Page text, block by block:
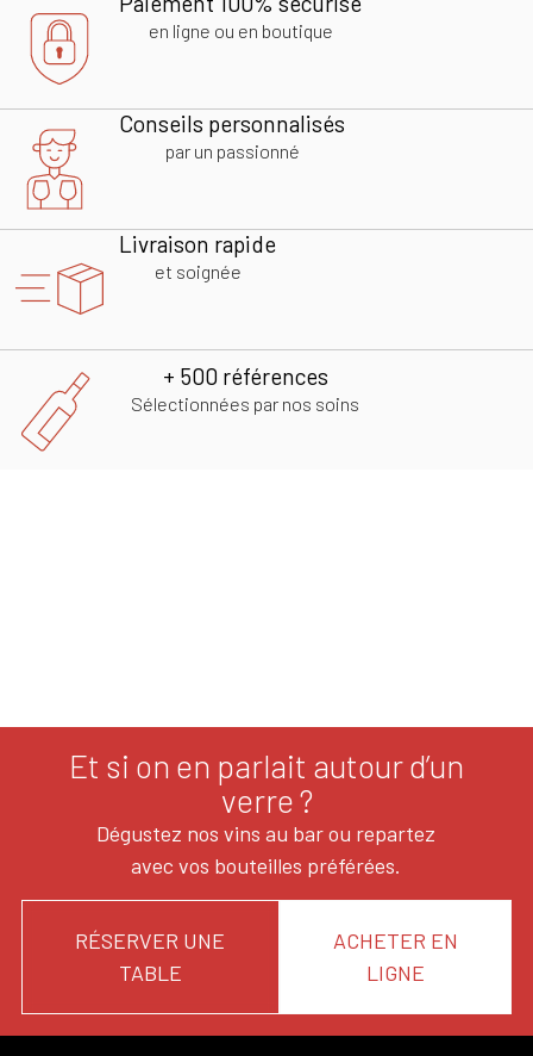
en ligne ou en boutique
Conseils personnalisés
par un passionné
Livraison rapide
et soignée
+ 500 références
Sélectionnées par nos soins
Et si on en parlait autour d’un
verre ?
Dégustez nos vins au bar ou repartez
avec vos bouteilles préférées.
RÉSERVER UNE
TABLE
ACHETER EN
LIGNE